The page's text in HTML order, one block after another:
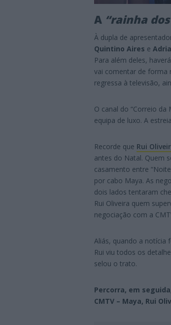
A “rainha
À dupla de
Quintino Aires e
Para além deles,
vai comentar de forma
regressa à televisão,
O canal do “Correio
equipa de luxo. A
Recorde que Rui
antes do Natal. Quem
casamento entre
por cabo Maya. As
dois lados tentaram
Rui Oliveira quem
negociação com a
Aliás, quando a notícia
Rui viu todos os
selou o trato.
Percorra, em
CMTV – Maya, Rui